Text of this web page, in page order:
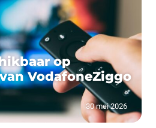
op
VodafoneZiggo
30 mei 2026